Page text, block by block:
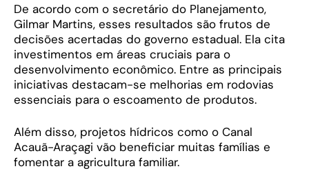
De acordo com o secretário do Planejamento,
Gilmar Martins, esses resultados são frutos de
decisões acertadas do governo estadual. Ela cita
investimentos em áreas cruciais para o
desenvolvimento econômico. Entre as principais
iniciativas destacam-se melhorias em rodovias
essenciais para o escoamento de produtos.
Além disso, projetos hídricos como o Canal
Acauã-Araçagi vão beneficiar muitas famílias e
fomentar a agricultura familiar.